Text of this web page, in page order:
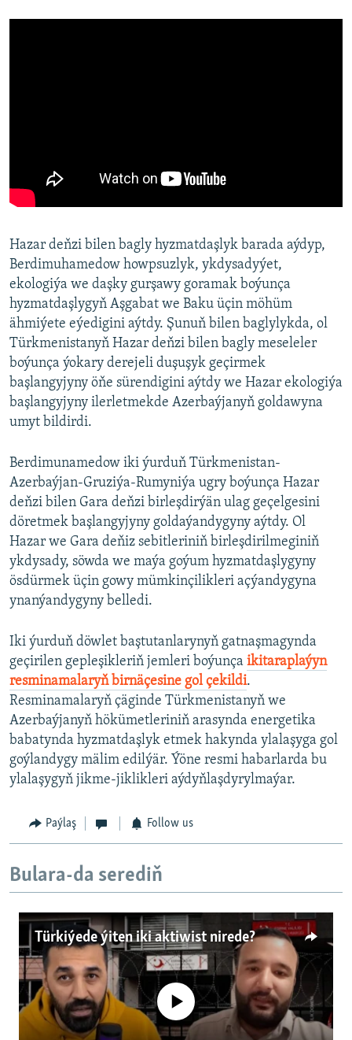
Hazar deňzi bilen bagly hyzmatdaşlyk barada aýdyp,
Berdimuhamedow howpsuzlyk, ykdysadyýet,
ekologiýa we daşky gurşawy goramak boýunça
hyzmatdaşlygyň Aşgabat we Baku üçin möhüm
ähmiýete eýedigini aýtdy. Şunuň bilen baglylykda, ol
Türkmenistanyň Hazar deňzi bilen bagly meseleler
boýunça ýokary derejeli duşuşyk geçirmek
başlangyjyny öňe sürendigini aýtdy we Hazar ekologiýa
başlangyjyny ilerletmekde Azerbaýjanyň goldawyna
umyt bildirdi.
Berdimunamedow iki ýurduň Türkmenistan-
Azerbaýjan-Gruziýa-Rumyniýa ugry boýunça Hazar
deňzi bilen Gara deňzi birleşdirýän ulag geçelgesini
döretmek başlangyjyny goldaýandygyny aýtdy. Ol
Hazar we Gara deňiz sebitleriniň birleşdirilmeginiň
ykdysady, söwda we maýa goýum hyzmatdaşlygyny
ösdürmek üçin gowy mümkinçilikleri açýandygyna
ynanýandygyny belledi.
Iki ýurduň döwlet baştutanlarynyň gatnaşmagynda
geçirilen gepleşikleriň jemleri boýunça ikitaraplaýyn
resminamalaryň birnäçesine gol çekildi.
Resminamalaryň çäginde Türkmenistanyň we
Azerbaýjanyň hökümetleriniň arasynda energetika
babatynda hyzmatdaşlyk etmek hakynda ylalaşyga gol
goýlandygy mälim edilýär. Ýöne resmi habarlarda bu
ylalaşygyň jikme-jiklikleri aýdyňlaşdyrylmaýar.
Paýlaş Follow us
Bulara-da serediň
Türkiýede ýiten iki aktiwist nirede?
No media source currently available